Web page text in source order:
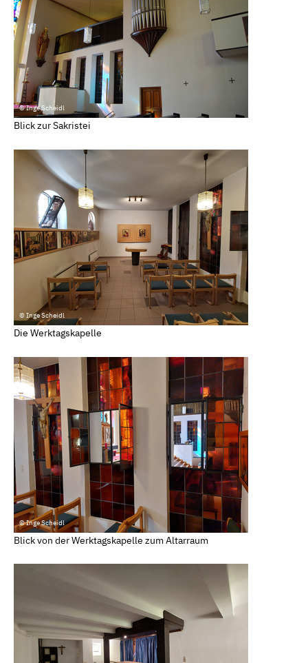
© Inge Scheidl
Blick zur Sakristei
© Inge Scheidl
Die Werktagskapelle
© Inge Scheidl
Blick von der Werktagskapelle zum Altarraum